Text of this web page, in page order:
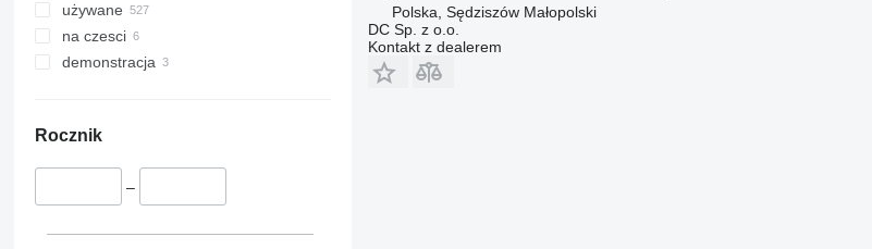
używane
na czesci
demonstracja
Rocznik
–
Polska, Sędziszów Małopolski
DC Sp. z o.o.
Kontakt z dealerem